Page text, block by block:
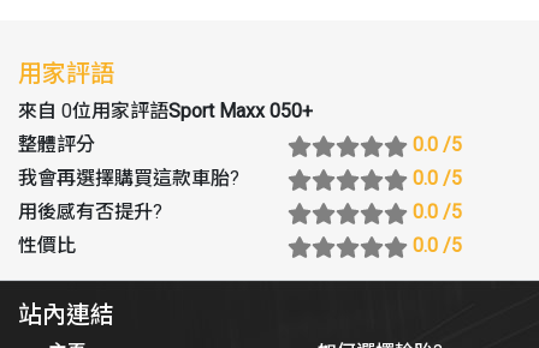
用家評語
來自 0位用家評語Sport Maxx 050+
整體評分
0.0 /5
我會再選擇購買這款車胎? 0.0 /5
用後感有否提升? 0.0 /5
性價比
0.0 /5
站內連結